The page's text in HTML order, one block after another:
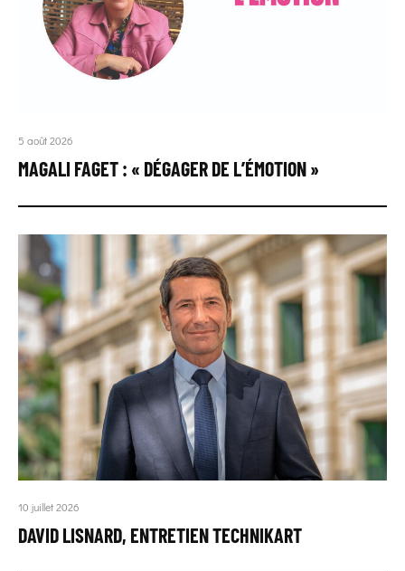
5 août 2026
MAGALI FAGET : « DÉGAGER DE L’ÉMOTION »
10 juillet 2026
DAVID LISNARD, ENTRETIEN TECHNIKART